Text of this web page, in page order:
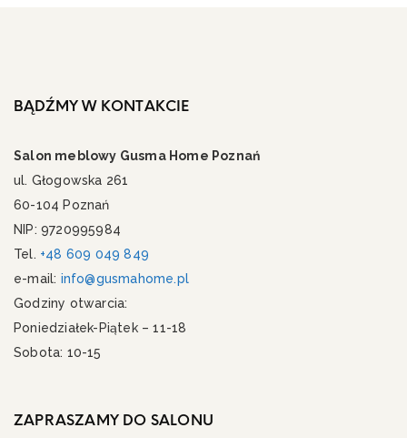
BĄDŹMY W KONTAKCIE
Salon meblowy Gusma Home Poznań
ul. Głogowska 261
60-104 Poznań
NIP: 9720995984
Tel. +48 609 049 849
e-mail: info@gusmahome.pl
Godziny otwarcia:
Poniedziałek-Piątek – 11-18
Sobota: 10-15
ZAPRASZAMY DO SALONU